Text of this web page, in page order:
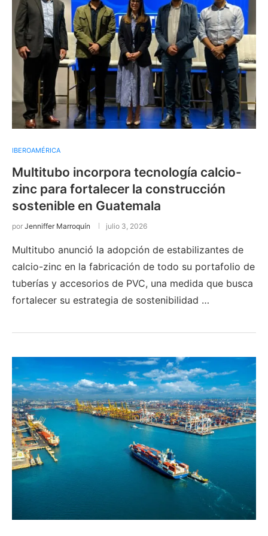
IBEROAMÉRICA
Multitubo incorpora tecnología calcio-
zinc para fortalecer la construcción
sostenible en Guatemala
por Jenniffer Marroquín julio 3, 2026
Multitubo anunció la adopción de estabilizantes de
calcio-zinc en la fabricación de todo su portafolio de
tuberías y accesorios de PVC, una medida que busca
fortalecer su estrategia de sostenibilidad …